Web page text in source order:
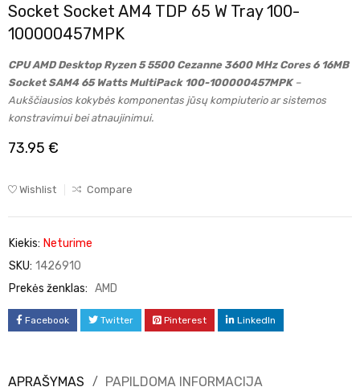
Socket Socket AM4 TDP 65 W Tray 100-
100000457MPK
CPU AMD Desktop Ryzen 5 5500 Cezanne 3600 MHz Cores 6 16MB
Socket SAM4 65 Watts MultiPack 100-100000457MPK–
Aukščiausios kokybės komponentas jūsų kompiuterio ar sistemos
konstravimui bei atnaujinimui.
73.95 €
Wishlist Compare
Kiekis: Neturime
SKU: 1426910
Prekės ženklas: AMD
Facebook Twitter Pinterest LinkedIn
APRAŠYMAS PAPILDOMA INFORMACIJA